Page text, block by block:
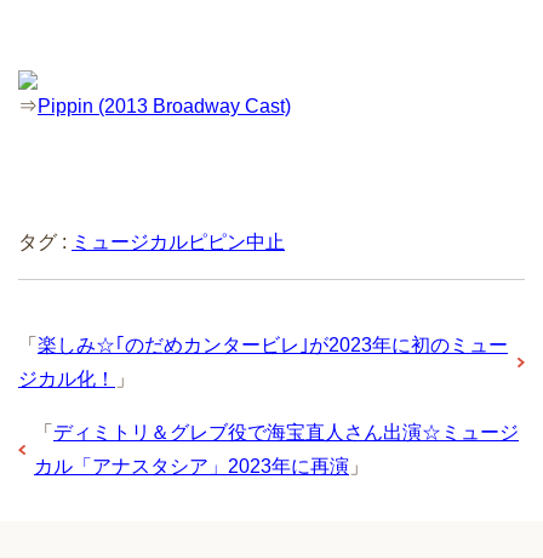
⇒Pippin (2013 Broadway Cast)
タグ : ミュージカルピピン中止
「 楽しみ☆｢のだめカンタービレ｣が2023年に初のミュー
ジカル化！
」
「 ディミトリ＆グレブ役で海宝直人さん出演☆ミュージ
カル「アナスタシア」2023年に再演 」